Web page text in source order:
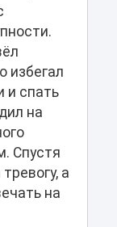
избегал
и спать
на
Спустя
а
на